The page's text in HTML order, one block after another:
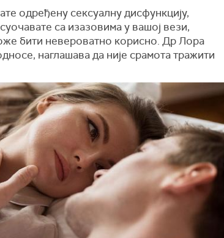
одређену сексуалну дисфункцију,
са изазовима у вашој вези,
бити невероватно корисно. Др Лoра
наглашава да није срамота тражити